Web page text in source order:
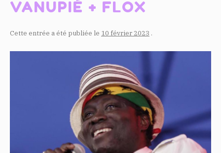
VANUPIÉ + FLOX
Cette entrée a été publiée le 10 février 2023 .